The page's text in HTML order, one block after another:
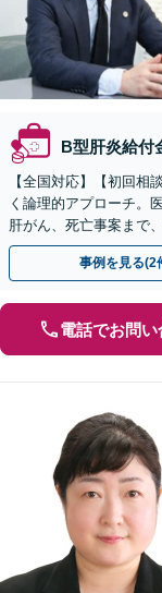
B型肝炎給付
【全国対応】【初回相
く論理的アプローチ。
肝がん、死亡事案まで
手続きの負担を減らし
事例を見る(2
電話でお問い